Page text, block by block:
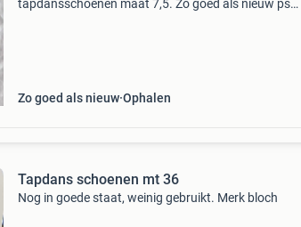
tapdansschoenen maat 7,5. Zo goed als nieuw ps:
Zo goed als nieuw Ophalen
Tapdans schoenen mt 36
Nog in goede staat, weinig gebruikt. Merk bloch